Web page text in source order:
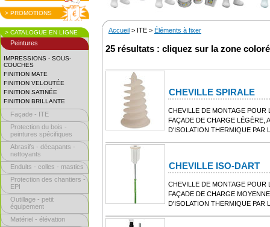
> PROMOTIONS
> CATALOGUE EN LIGNE
Peintures
IMPRESSIONS - SOUS-
COUCHES
FINITION MATE
FINITION VELOUTÉE
FINITION SATINÉE
FINITION BRILLANTE
Façade - ITE
Protection du bois -
peintures spécifiques
Abrasifs - décapants -
nettoyants
Enduits - colles - mastics
Protection des chantiers -
EPI
Outillage - petit
équipement
Matériel - élévation
Accueil > ITE > Éléments à fixer
25 résultats : cliquez sur la zone
CHEVILLE SPIRALE
CHEVILLE DE MONTAGE POUR
FAÇADE DE CHARGE LÉGÈRE,
D'ISOLATION THERMIQUE PAR
CHEVILLE ISO-DART
CHEVILLE DE MONTAGE POUR
FAÇADE DE CHARGE
D'ISOLATION THERMIQUE PAR